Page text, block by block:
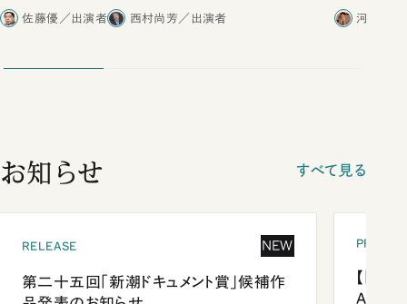
合ったこと
佐藤優／出演者 西村尚芳／出演者 河野有
お知らせ すべて見る
RELEASE NEW
第二十五回「新潮ドキュメント賞」候補作
【「新